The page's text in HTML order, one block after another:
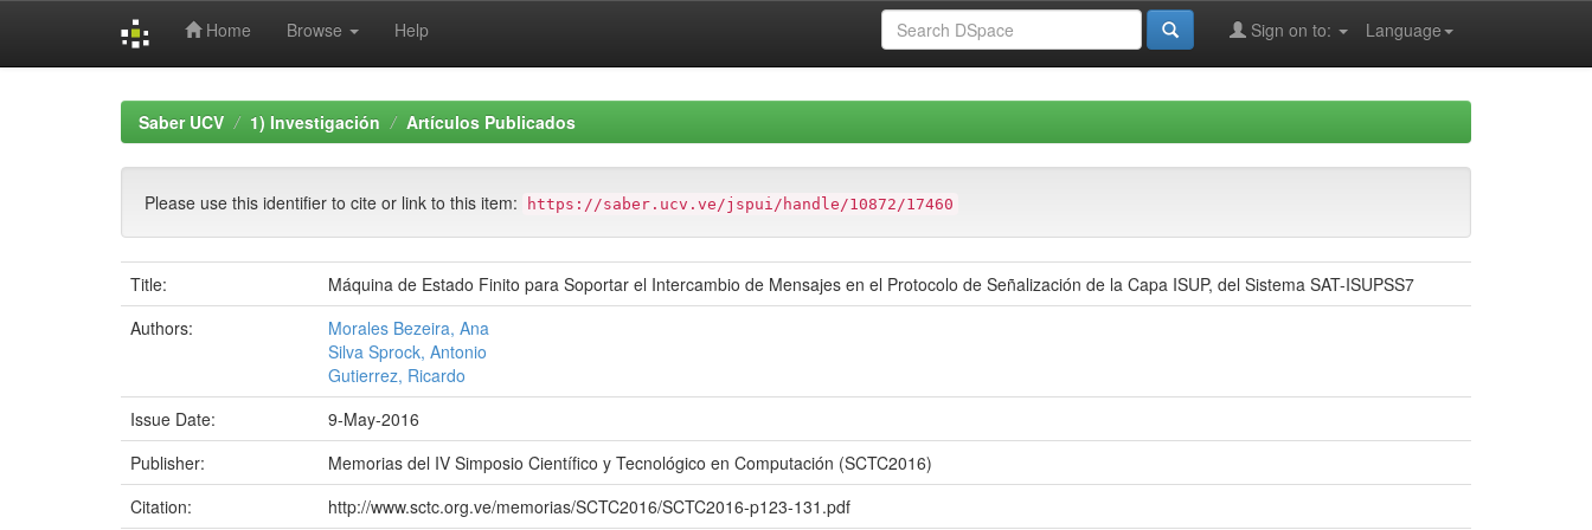
Home Browse Help Language
Sign on to:
Saber UCV 1) Investigación Artículos Publicados
Please use this identifier to cite or link to this item: https://saber.ucv.ve/jspui/handle/10872/17460
Title:
Máquina de Estado Finito para Soportar el Intercambio de Mensajes en el Protocolo de Señalización de la Capa ISUP, del Sistema SAT-ISUPSS7
Authors:
Morales Bezeira, Ana
Silva Sprock, Antonio
Gutierrez, Ricardo
Issue Date:
9-May-2016
Publisher:
Memorias del IV Simposio Científico y Tecnológico en Computación (SCTC2016)
Citation:
http://www.sctc.org.ve/memorias/SCTC2016/SCTC2016-p123-131.pdf